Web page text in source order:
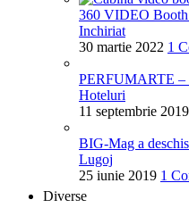
360 VIDEO
Inchiriat
30 martie 2022 1
PERFUMARTE –
Hoteluri
11 septembrie 2019
BIG-Mag a
Lugoj
25 iunie 2019 1
Diverse